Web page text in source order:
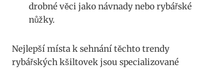
drobné věci jako návnady nebo⁣ rybářské
nůžky.
Nejlepší místa k ‍sehnání těchto trendy
rybářských kšiltovek ‍jsou specializované